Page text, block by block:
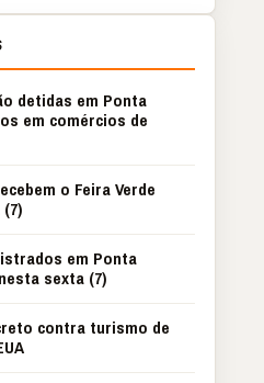
detidas em Ponta
em comércios de
o Feira Verde
em Ponta
sexta (7)
contra turismo de